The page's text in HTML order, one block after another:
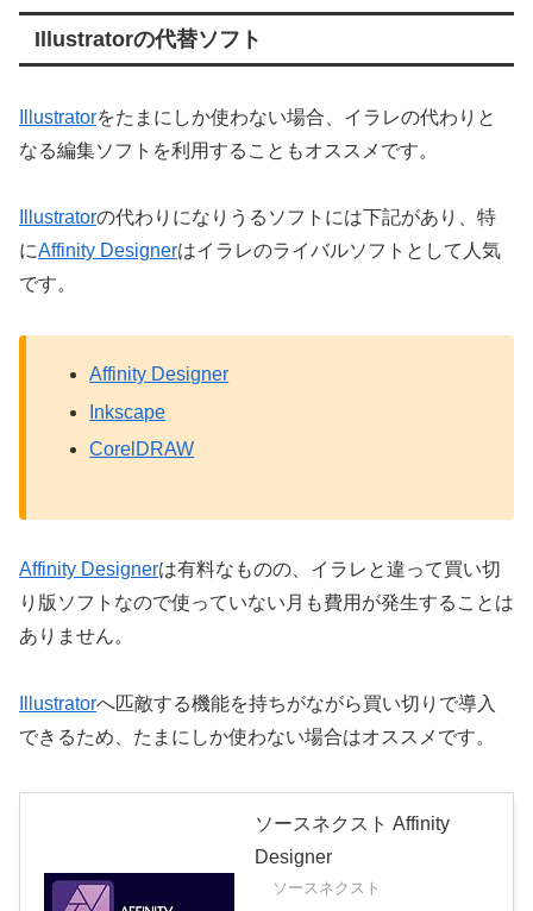
Illustratorの代替ソフト
Illustratorをたまにしか使わない場合、イラレの代わりと
なる編集ソフトを利用することもオススメです。
Illustratorの代わりになりうるソフトには下記があり、特
にAffinity Designerはイラレのライバルソフトとして人気
です。
Affinity Designer
Inkscape
CorelDRAW
Affinity Designerは有料なものの、イラレと違って買い切
り版ソフトなので使っていない月も費用が発生することは
ありません。
Illustratorへ匹敵する機能を持ちがながら買い切りで導入
できるため、たまにしか使わない場合はオススメです。
ソースネクスト Affinity
Designer
ソースネクスト